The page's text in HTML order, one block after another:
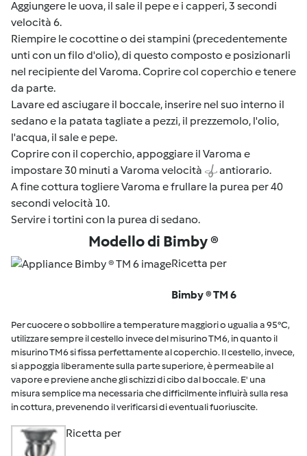
Aggiungere le uova, il sale il pepe e i capperi, 3 secondi
velocità 6.
Riempire le cocottine o dei stampini (precedentemente
unti con un filo d'olio), di questo composto e posizionarli
nel recipiente del Varoma. Coprire col coperchio e tenere
da parte.
Lavare ed asciugare il boccale, inserire nel suo interno il
sedano e la patata tagliate a pezzi, il prezzemolo, l'olio,
l'acqua, il sale e pepe.
Coprire con il coperchio, appoggiare il Varoma e
impostare 30 minuti a Varoma velocità
antiorario.
A fine cottura togliere Varoma e frullare la purea per 40
secondi velocità 10.
Servire i tortini con la purea di sedano.
Modello di Bimby ®
Ricetta per
Bimby ® TM 6
Per cuocere o sobbollire a temperature maggiori o ugualia a 95°C,
utilizzare sempre il cestello invece del misurino TM6, in quanto il
misurino TM6 si fissa perfettamente al coperchio. Il cestello, invece,
si appoggia liberamente sulla parte superiore, è permeabile al
vapore e previene anche gli schizzi di cibo dal boccale. E' una
misura semplice ma necessaria che difficilmente influirà sulla resa
in cottura, prevenendo il verificarsi di eventuali fuoriuscite.
Ricetta per